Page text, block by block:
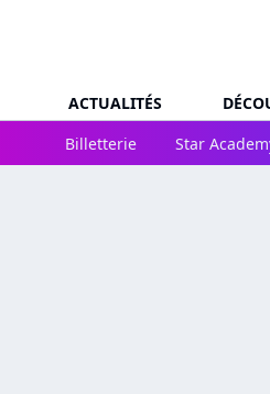
ACTUALITÉS
Billetterie
Star